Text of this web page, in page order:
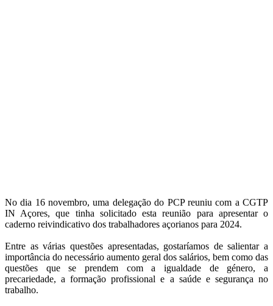
No dia 16 novembro, uma delegação do PCP reuniu com a CGTP
IN Açores, que tinha solicitado esta reunião para apresentar o
caderno reivindicativo dos trabalhadores açorianos para 2024.
Entre as várias questões apresentadas, gostaríamos de salientar a
importância do necessário aumento geral dos salários, bem como das
questões que se prendem com a igualdade de género, a
precariedade, a formação profissional e a saúde e segurança no
trabalho.